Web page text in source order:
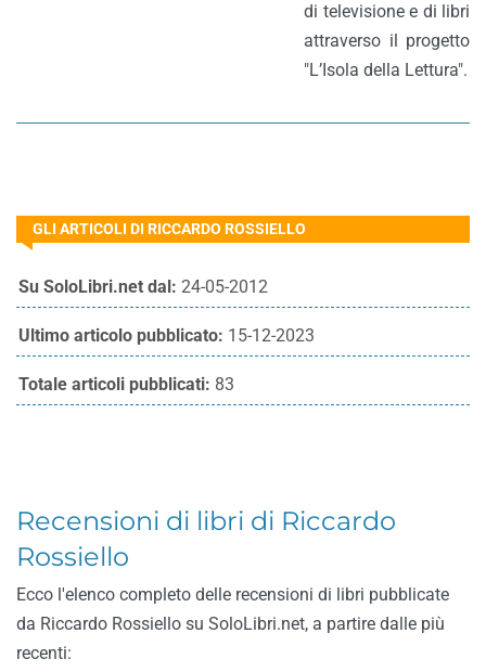
di televisione e di libri
attraverso il progetto
"L’Isola della Lettura".
GLI ARTICOLI DI RICCARDO ROSSIELLO
Su SoloLibri.net dal: 24-05-2012
Ultimo articolo pubblicato: 15-12-2023
Totale articoli pubblicati: 83
Recensioni di libri di Riccardo
Rossiello
Ecco l'elenco completo delle recensioni di libri pubblicate
da Riccardo Rossiello su SoloLibri.net, a partire dalle più
recenti: